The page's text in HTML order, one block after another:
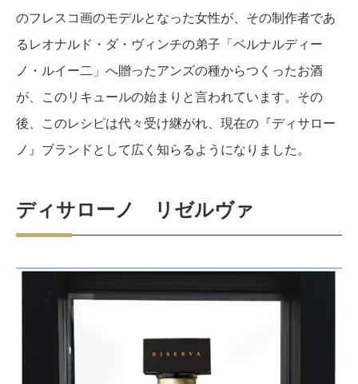
のフレスコ画のモデルとなった女性が、その制作者であ
るレオナルド・ダ・ヴィンチの弟子「ベルナルディー
ノ・ルイー二」へ贈ったアンズの種からつくったお酒
が、このリキュールの始まりと言われています。その
後、このレシピは代々受け継がれ、現在の『ディサロー
ノ』ブランドとして広く知らるようになりました。
ディサローノ リゼルヴァ